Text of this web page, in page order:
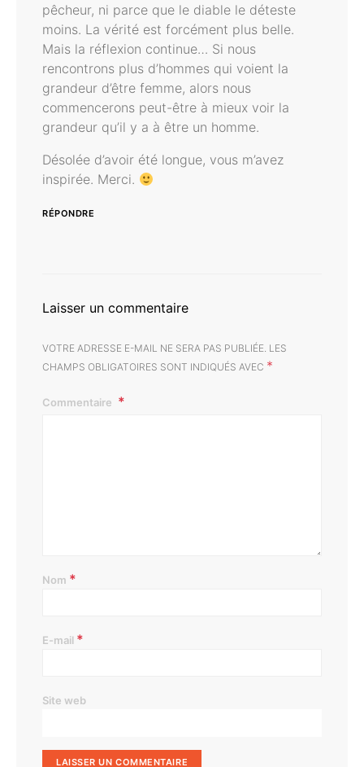
pêcheur, ni parce que le diable le déteste
moins. La vérité est forcément plus belle.
Mais la réflexion continue… Si nous
rencontrons plus d’hommes qui voient la
grandeur d’être femme, alors nous
commencerons peut-être à mieux voir la
grandeur qu’il y a à être un homme.
Désolée d’avoir été longue, vous m’avez
inspirée. Merci.
RÉPONDRE
Laisser un commentaire
VOTRE ADRESSE E-MAIL NE SERA PAS PUBLIÉE. LES
CHAMPS OBLIGATOIRES SONT INDIQUÉS AVEC *
Commentaire
Nom *
E-mail *
Site web